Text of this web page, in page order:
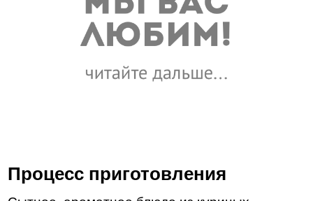
Процесс приготовления